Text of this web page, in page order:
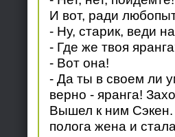
И вот, ради
- Ну, старик, веди
- Где же твоя
- Вот она!
- Да ты в своем ли
верно - яранга!
Вышел к ним
полога жена и